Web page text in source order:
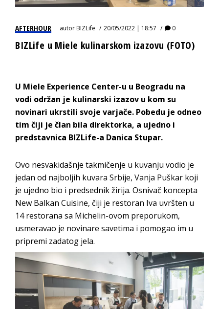
AFTERHOUR autorBIZLife 20/05/2022 | 18:57 0
BIZLife u Miele kulinarskom izazovu (FOTO)
U Miele Experience Center-u u Beogradu na
vodi održan je kulinarski izazov u kom su
novinari ukrstili svoje varjače. Pobedu je odneo
tim čiji je član bila direktorka, a ujedno i
predstavnica BIZLife-a Danica Stupar.
Ovo nesvakidašnje takmičenje u kuvanju vodio je
jedan od najboljih kuvara Srbije, Vanja Puškar koji
je ujedno bio i predsednik žirija. Osnivač koncepta
New Balkan Cuisine, čiji je restoran Iva uvršten u
14 restorana sa Michelin-ovom preporukom,
usmeravao je novinare savetima i pomogao im u
pripremi zadatog jela.